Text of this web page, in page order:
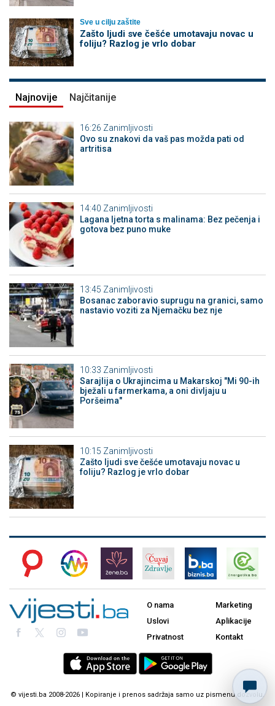
Sve u cilju zaštite
Zašto ljudi sve češće umotavaju novac u
foliju? Razlog je vrlo dobar
Najnovije Najčitanije
16:26 Zanimljivosti
Ovo su znakovi da vaš pas možda pati od
artritisa
14:40 Zanimljivosti
Lagana ljetna torta s malinama: Bez pečenja i
gotova bez puno muke
13:45 Zanimljivosti
Bosanac zaboravio suprugu na granici, samo
nastavio voziti za Njemačku bez nje
10:33 Zanimljivosti
Sarajlija o Ukrajincima u Makarskoj "Mi 90-ih
bježali u farmerkama, a oni divljaju u
Poršeima"
10:15 Zanimljivosti
Zašto ljudi sve češće umotavaju novac u
foliju? Razlog je vrlo dobar
O nama
Uslovi
Privatnost
Marketing
Aplikacije
Kontakt
© vijesti.ba 2008-2026 | Kopiranje i prenos sadržaja samo uz pismenu dozvolu.